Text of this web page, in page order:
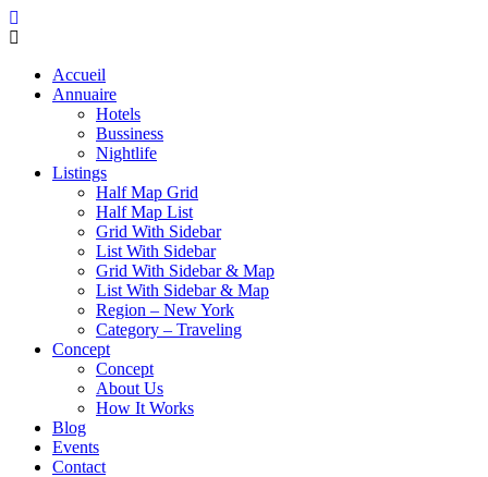
Accueil
Annuaire
Hotels
Bussiness
Nightlife
Listings
Half Map Grid
Half Map List
Grid With Sidebar
List With Sidebar
Grid With Sidebar & Map
List With Sidebar & Map
Region – New York
Category – Traveling
Concept
Concept
About Us
How It Works
Blog
Events
Contact